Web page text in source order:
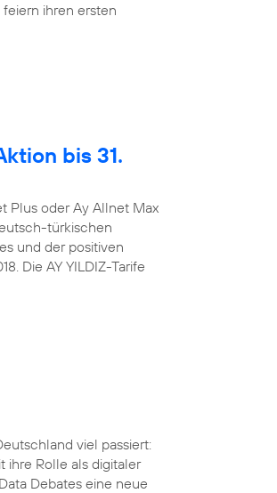
feiern ihren ersten
bis 31.
Plus oder Ay Allnet Max
türkischen
und der positiven
Die AY YILDIZ-Tarife
viel passiert:
ihre Rolle als digitaler
Debates eine neue